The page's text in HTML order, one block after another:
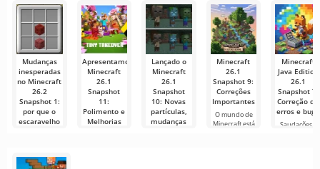
para edição de
garantindo um
programas de
TV em
até
outros
usuários ou
encontrar
Mudanças
inesperadas
no Minecraft
26.2
Snapshot 1:
por que o
escaravelho
aranha?
Apresentamos
Minecraft
26.1
Snapshot
11:
Polimento e
Melhorias
Lançado o
Minecraft
26.1
Snapshot
10: Novas
partículas,
mudanças
Minecraft
26.1
Snapshot 9:
Correções
Importantes
O mundo de
Minecraft está
Minecraft
Java Edition
26.1
Snapshot 7:
Correção de
erros e bugs
Saudações a